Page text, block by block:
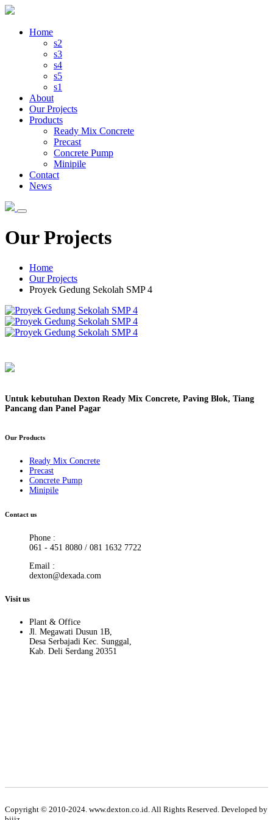
Home
s2
s3
s4
s5
s1
About
Our Projects
Products
Ready Mix Concrete
Precast
Concrete Pump
Minipile
Contact
News
Our Projects
Home
Our Projects
Proyek Gedung Sekolah SMP 4
Untuk kebutuhan Dexton Ready Mix Concrete, Paving Blok, Tiang
Pancang dan Panel Pagar
Our Products
Ready Mix Concrete
Precast
Concrete Pump
Minipile
Contact us
Phone :
061 - 451 8080 / 081 1632 7722
Email :
dexton@dexada.com
Visit us
Plant & Office
Jl. Megawati Dusun 1B,
Desa Serbajadi Kec. Sunggal,
Kab. Deli Serdang 20351
Copyright © 2010-2024. www.dexton.co.id. All Rights Reserved. Developed by